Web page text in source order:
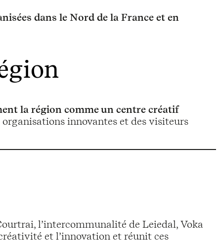
dans le Nord de la France et en
la région comme un centre créatif
innovantes et des visiteurs
l’intercommunalité de Leiedal, Voka
et l’innovation et réunit ces